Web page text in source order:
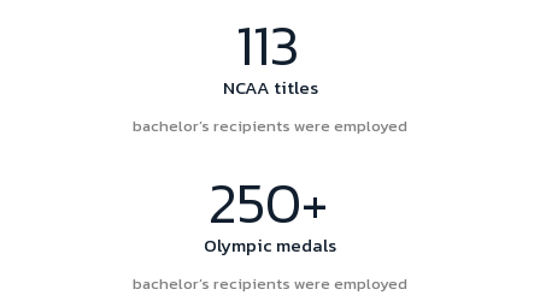
113
NCAA titles
bachelor’s recipients were employed
250+
Olympic medals
bachelor’s recipients were employed